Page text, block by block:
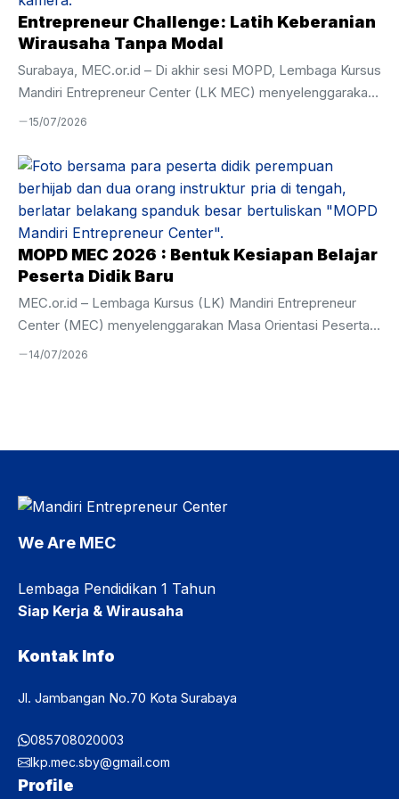
unggul. Amanat Pembina Apel Pada kesempatan tersebut,
Ustadz Hamim ...
Entrepreneur Challenge: Latih Keberanian
Wirausaha Tanpa Modal
Surabaya, MEC.or.id – Di akhir sesi MOPD, Lembaga Kursus
Mandiri Entrepreneur Center (LK MEC) menyelenggarakan
kegiatan Entrepreneur Challenge sebagai bagian dari
kewirausahaan bagi peserta didik baru. Kegiatan yang diikuti
oleh 44 peserta ini dirancang untuk memberikan
pengalaman langsung dalam mengenali kebutuhan pasar,
membangun komunikasi dengan calon mitra usaha, hingga
melakukan praktik penjualan secara nyata. Sebanyak 44
peserta dibagi ke dalam 10 kelompok, masing-masing
untuk keluar dari lingkungan ...
15/07/2026
MOPD MEC 2026 : Bentuk Kesiapan Belajar
Peserta Didik Baru
MEC.or.id – Lembaga Kursus (LK) Mandiri Entrepreneur
Center (MEC) menyelenggarakan Masa Orientasi Peserta
Didik (MOPD) Tahun Akademik 2026–2027 pada 6–10 Juli
kehidupan belajar di MEC. Selain memperoleh informasi
14/07/2026
We Are MEC
Lembaga Pendidikan 1 Tahun
Siap Kerja & Wirausaha
Kontak Info
Jl. Jambangan No.70 Kota Surabaya
085708020003
lkp.mec.sby@gmail.com
Profile